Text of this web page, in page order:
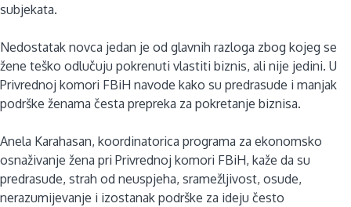
subjekata.
Nedostatak novca jedan je od glavnih razloga zbog kojeg se
žene teško odlučuju pokrenuti vlastiti biznis, ali nije jedini. U
Privrednoj komori FBiH navode kako su predrasude i manjak
podrške ženama česta prepreka za pokretanje biznisa.
Anela Karahasan, koordinatorica programa za ekonomsko
osnaživanje žena pri Privrednoj komori FBiH, kaže da su
predrasude, strah od neuspjeha, sramežljivost, osude,
nerazumijevanje i izostanak podrške za ideju često